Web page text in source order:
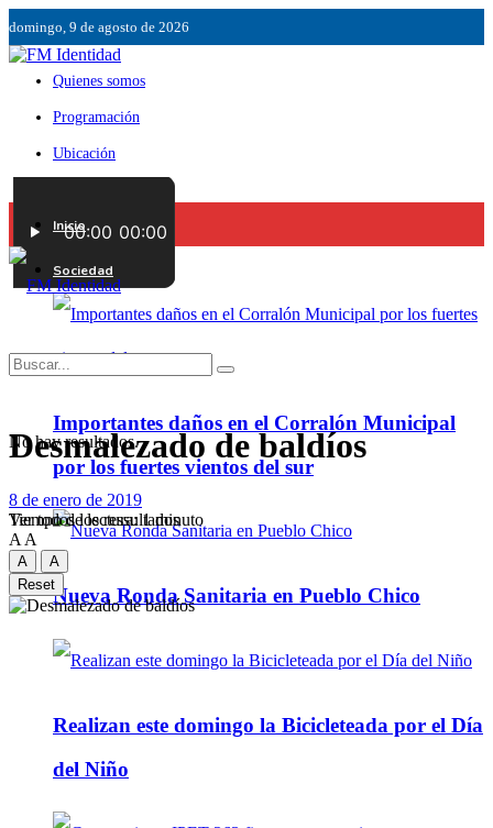
domingo, 9 de agosto de 2026
Quienes somos
Programación
Ubicación
Contáctenos
Inicio
Sociedad
Importantes daños en el Corralón Municipal
por los fuertes vientos del sur
Nueva Ronda Sanitaria en Pueblo Chico
Realizan este domingo la Bicicleteada por el Día
del Niño
No hay resultados.
Ver todos los ressultados
Desmalezado de baldíos
8 de enero de 2019
Tiempo de lectura: 1 minuto
A A
A
A
Reset